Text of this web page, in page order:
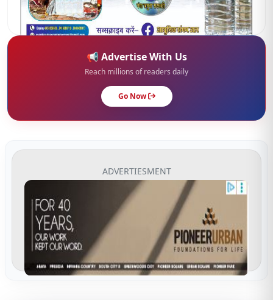
📢 Advertise With Us
Reach millions of readers daily
Go Now
ADVERTIESMENT